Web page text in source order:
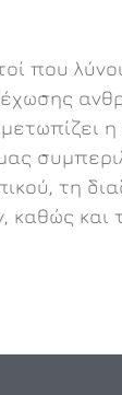
που
η
τη
καθώς και